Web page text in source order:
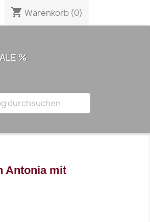
shopping_cart Warenkorb (0)
%
Antonia mit